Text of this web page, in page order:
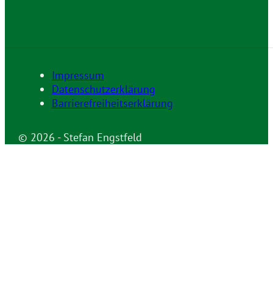
© 2026 - Stefan Engstfeld
Impressum
Datenschutzerklärung
Barrierefreiheitserklärung